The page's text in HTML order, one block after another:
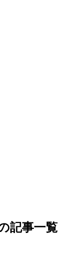
記事一覧